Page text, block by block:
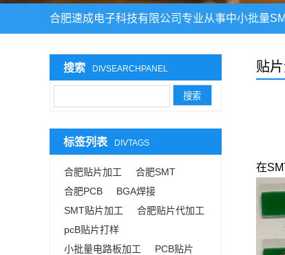
合肥速成电子科技有限公司专业从事中小批量
贴
在
搜索 DIVSEARCHPANEL
标签列表 DIVTAGS
合肥贴片加工
合肥SMT
合肥PCB
BGA焊接
SMT贴片加工
合肥贴片代加工
pcB贴片打样
小批量电路板加工
PCB贴片